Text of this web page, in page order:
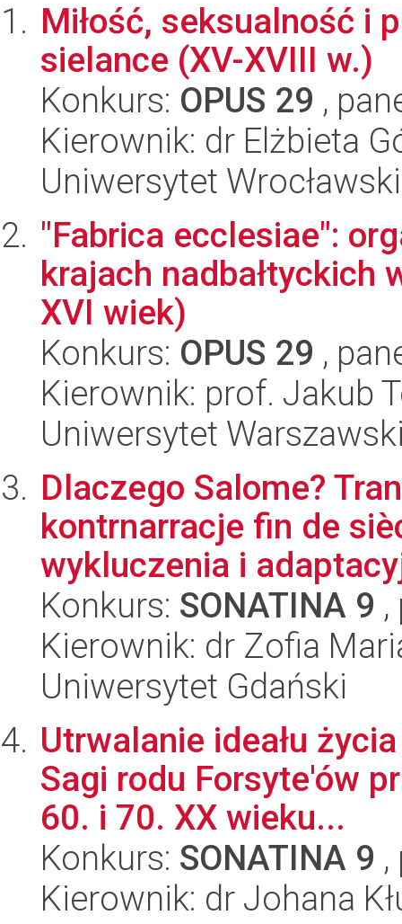
Miłość, seksualność i
sielance (XV-XVIII w.)
Konkurs: OPUS 29 ,
Kierownik: dr Elżbieta
Uniwersytet Wrocławski
"Fabrica ecclesiae":
krajach nadbałtyckich
XVI wiek)
Konkurs: OPUS 29 ,
Kierownik: prof. Jakub
Uniwersytet
Dlaczego Salome?
kontrnarracje fin de
wykluczenia i
Konkurs: SONATINA 9
Kierownik: dr Zofia
Uniwersytet Gdański
Utrwalanie ideału
Sagi rodu Forsyte'ów
60. i 70. XX wieku...
Konkurs: SONATINA 9
Kierownik: dr Johana